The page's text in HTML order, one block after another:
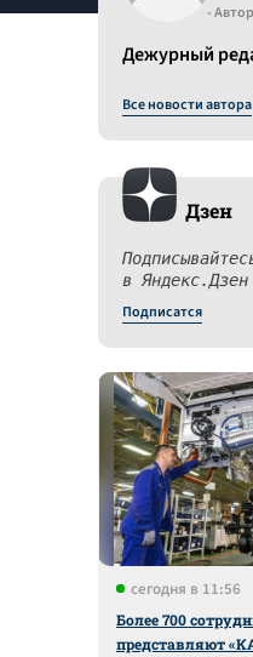
-
Дежурный
Все новости автора
Дзен
в Яндекс.Дзен
Подписатся
сегодня в 11:56
Более 700
представляют